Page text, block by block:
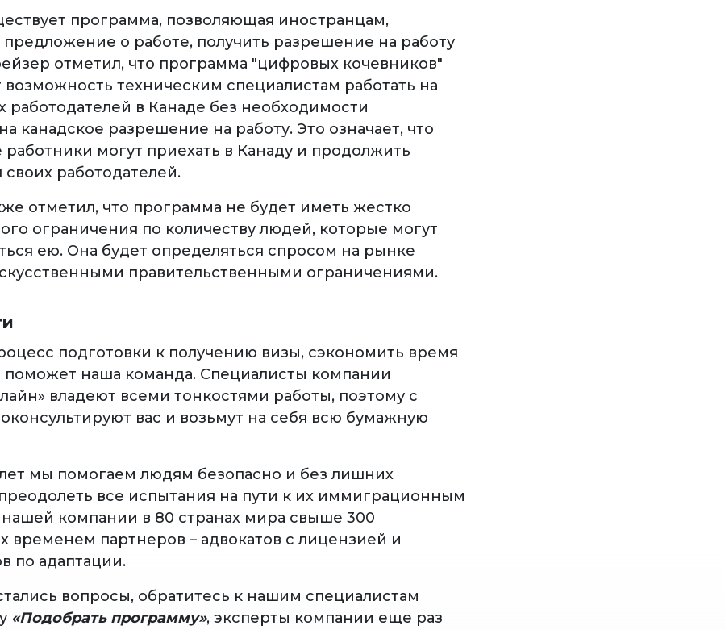
программа, позволяющая иностранцам,
о работе, получить разрешение на работу
отметил, что программа "цифровых кочевников"
возможность техническим специалистам работать на
работодателей в Канаде без необходимости
канадское разрешение на работу. Это означает, что
работники могут приехать в Канаду и продолжить
своих работодателей.
отметил, что программа не будет иметь жестко
ограничения по количеству людей, которые могут
ею. Она будет определяться спросом на рынке
правительственными ограничениями.
подготовки к получению визы, сэкономить время
наша команда. Специалисты компании
владеют всеми тонкостями работы, поэтому с
вас и возьмут на себя всю бумажную
мы помогаем людям безопасно и без лишних
все испытания на пути к их иммиграционным
компании в 80 странах мира свыше 300
временем партнеров – адвокатов с лицензией и
по адаптации.
вопросы, обратитесь к нашим специалистам
«Подобрать программу», эксперты компании еще раз